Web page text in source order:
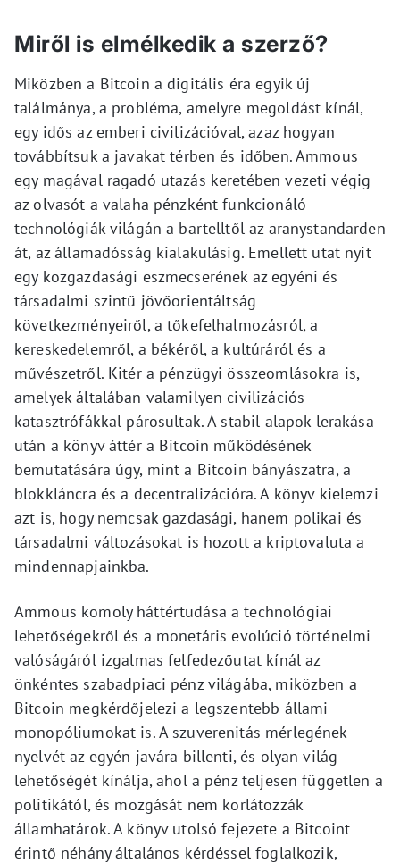
Miről is elmélkedik a szerző?
Miközben a Bitcoin a digitális éra egyik új
találmánya, a probléma, amelyre megoldást kínál,
egy idős az emberi civilizációval, azaz hogyan
továbbítsuk a javakat térben és időben. Ammous
egy magával ragadó utazás keretében vezeti végig
az olvasót a valaha pénzként funkcionáló
technológiák világán a bartelltől az aranystandarden
át, az államadósság kialakulásig. Emellett utat nyit
egy közgazdasági eszmecserének az egyéni és
társadalmi szintű jövőorientáltság
következményeiről, a tőkefelhalmozásról, a
kereskedelemről, a békéről, a kultúráról és a
művészetről. Kitér a pénzügyi összeomlásokra is,
amelyek általában valamilyen civilizációs
katasztrófákkal párosultak. A stabil alapok lerakása
után a könyv áttér a Bitcoin működésének
bemutatására úgy, mint a Bitcoin bányászatra, a
blokkláncra és a decentralizációra. A könyv kielemzi
azt is, hogy nemcsak gazdasági, hanem polikai és
társadalmi változásokat is hozott a kriptovaluta a
mindennapjainkba.
Ammous komoly háttértudása a technológiai
lehetőségekről és a monetáris evolúció történelmi
valóságáról izgalmas felfedezőutat kínál az
önkéntes szabadpiaci pénz világába, miközben a
Bitcoin megkérdőjelezi a legszentebb állami
monopóliumokat is. A szuverenitás mérlegének
nyelvét az egyén javára billenti, és olyan világ
lehetőségét kínálja, ahol a pénz teljesen független a
politikától, és mozgását nem korlátozzák
államhatárok. A könyv utolsó fejezete a Bitcoint
érintő néhány általános kérdéssel foglalkozik,